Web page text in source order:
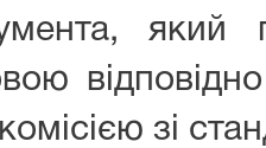
який
зі